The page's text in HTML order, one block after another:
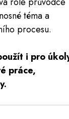
téma a
procesu.
i pro
práce,